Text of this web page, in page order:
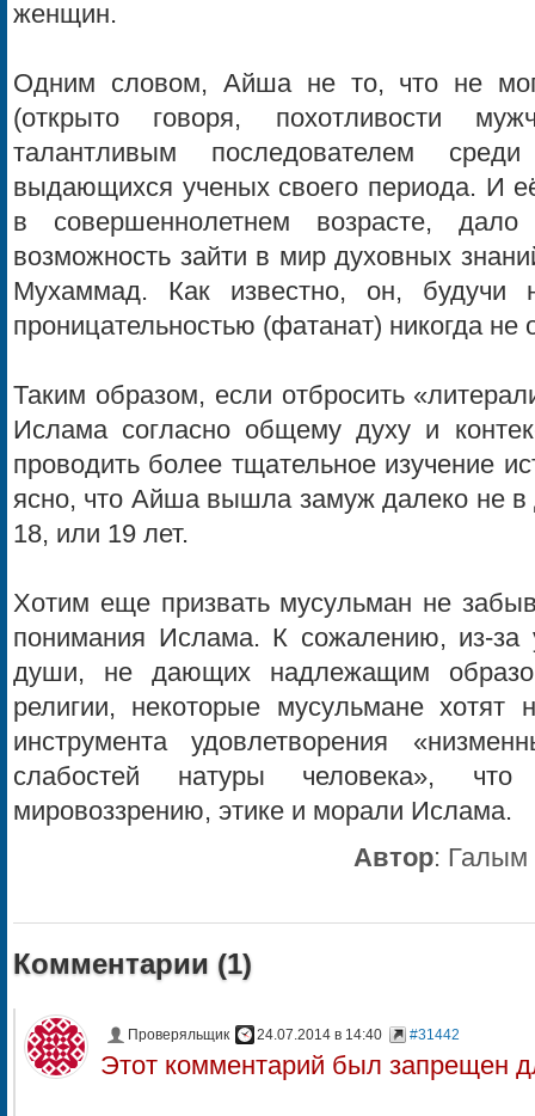
женщин.
Одним словом, Айша не то, что не
(открыто говоря, похотливости
талантливым последователем
выдающихся ученых своего периода. И
в совершеннолетнем возрасте,
возможность зайти в мир духовных
Мухаммад. Как известно, он, будучи
проницательностью (фатанат) никогда
Таким образом, если отбросить
Ислама согласно общему духу и
проводить более тщательное изучение
ясно, что Айша вышла замуж далеко не в
18, или 19 лет.
Хотим еще призвать мусульман не
понимания Ислама. К сожалению, из-за
души, не дающих надлежащим
религии, некоторые мусульмане хотят
инструмента удовлетворения
слабостей натуры человека»,
мировоззрению, этике и морали Ислама.
Автор: Галым
Комментарии (1)
Проверяльщик 24.07.2014 в 14:40 #31442
Этот комментарий был запрещен